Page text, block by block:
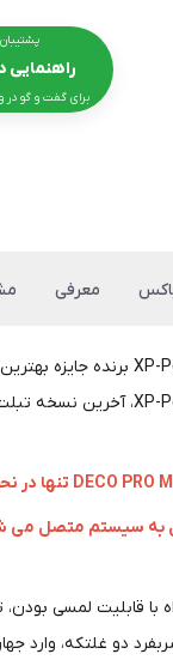
راهنمایی
برای گفت و گو در
معرفی
قابلیت لمسی
دو غلتکه، وارد